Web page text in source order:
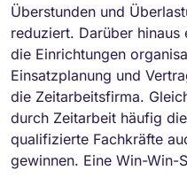
Überstunden und
reduziert. Darüber
die Einrichtungen
Einsatzplanung und
die Zeitarbeitsfirma.
durch Zeitarbeit häufig
qualifizierte Fachkräfte
gewinnen. Eine Win-Win-